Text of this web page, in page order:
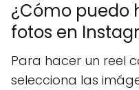
¿Cómo puedo
fotos en
Para hacer un reel
selecciona las